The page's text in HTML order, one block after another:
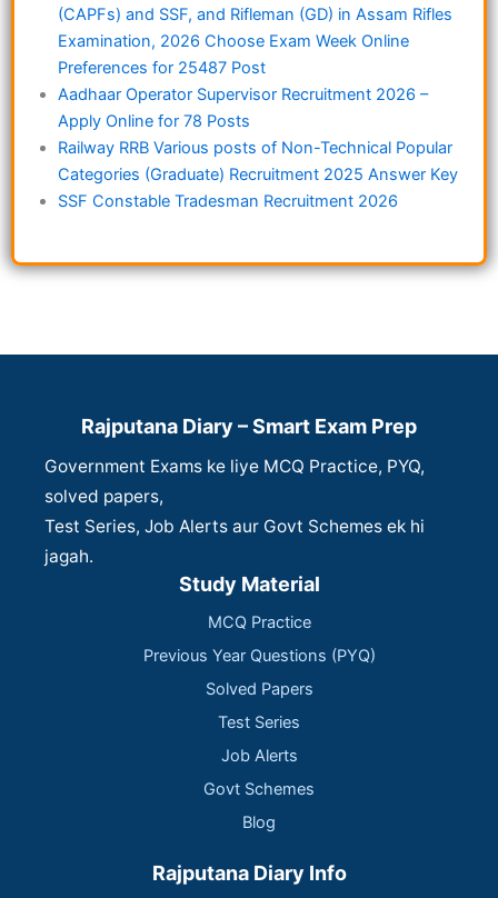
(CAPFs) and SSF, and Rifleman (GD) in Assam Rifles
Examination, 2026 Choose Exam Week Online
Preferences for 25487 Post
Aadhaar Operator Supervisor Recruitment 2026 –
Apply Online for 78 Posts
Railway RRB Various posts of Non-Technical Popular
Categories (Graduate) Recruitment 2025 Answer Key
SSF Constable Tradesman Recruitment 2026
Rajputana Diary – Smart Exam Prep
Government Exams ke liye MCQ Practice, PYQ,
solved papers,
Test Series, Job Alerts aur Govt Schemes ek hi
jagah.
Study Material
MCQ Practice
Previous Year Questions (PYQ)
Solved Papers
Test Series
Job Alerts
Govt Schemes
Blog
Rajputana Diary Info